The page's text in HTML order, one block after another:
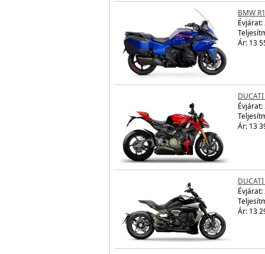
BMW
Évjárat:
Ár: 13
DUCATI
Évjárat:
Ár: 13
Évjárat:
Ár: 13